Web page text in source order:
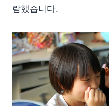
람했습니다.